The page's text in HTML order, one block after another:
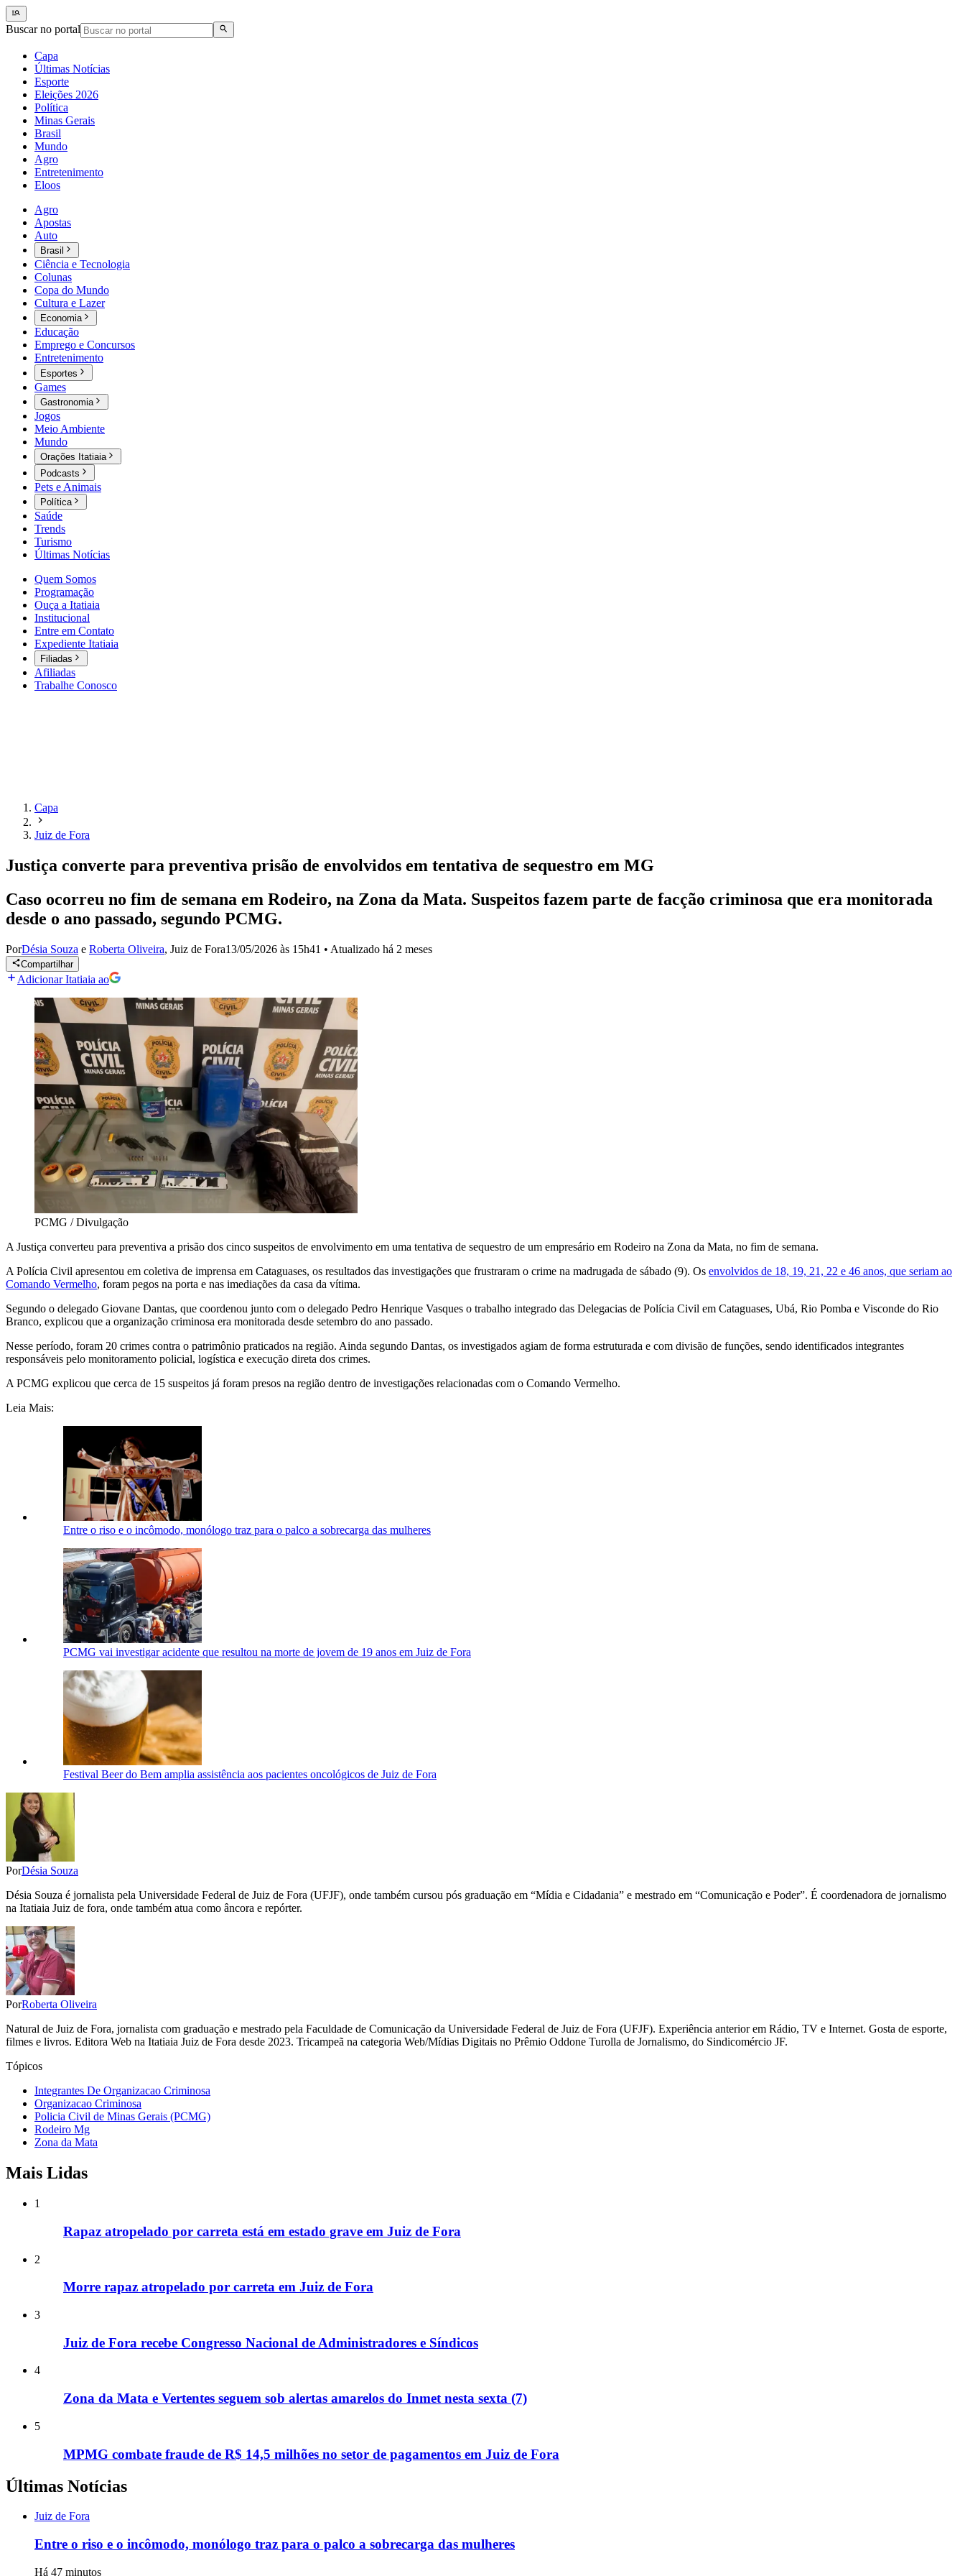
Buscar no portal
Capa
Últimas Notícias
Esporte
Eleições 2026
Política
Minas Gerais
Brasil
Mundo
Agro
Entretenimento
Eloos
Agro
Apostas
Auto
Brasil
Ciência e Tecnologia
Colunas
Copa do Mundo
Cultura e Lazer
Economia
Educação
Emprego e Concursos
Entretenimento
Esportes
Games
Gastronomia
Jogos
Meio Ambiente
Mundo
Orações Itatiaia
Podcasts
Pets e Animais
Política
Saúde
Trends
Turismo
Últimas Notícias
Quem Somos
Programação
Ouça a Itatiaia
Institucional
Entre em Contato
Expediente Itatiaia
Filiadas
Afiliadas
Trabalhe Conosco
Capa
Juiz de Fora
Justiça converte para preventiva prisão de envolvidos em tentativa de sequestro em MG
Caso ocorreu no fim de semana em Rodeiro, na Zona da Mata. Suspeitos fazem parte de facção criminosa que era monitorada
desde o ano passado, segundo PCMG.
PorDésia Souza e Roberta Oliveira, Juiz de Fora13/05/2026 às 15h41 • Atualizado há 2 meses
Compartilhar
Adicionar Itatiaia ao
PCMG / Divulgação
A Justiça converteu para preventiva a prisão dos cinco suspeitos de envolvimento em uma tentativa de sequestro de um empresário em Rodeiro na Zona da Mata, no fim de semana.
A Polícia Civil apresentou em coletiva de imprensa em Cataguases, os resultados das investigações que frustraram o crime na madrugada de sábado (9). Os envolvidos de 18, 19, 21, 22 e 46 anos, que seriam ao
Comando Vermelho, foram pegos na porta e nas imediações da casa da vítima.
Segundo o delegado Giovane Dantas, que coordenou junto com o delegado Pedro Henrique Vasques o trabalho integrado das Delegacias de Polícia Civil em Cataguases, Ubá, Rio Pomba e Visconde do Rio
Branco, explicou que a organização criminosa era monitorada desde setembro do ano passado.
Nesse período, foram 20 crimes contra o patrimônio praticados na região. Ainda segundo Dantas, os investigados agiam de forma estruturada e com divisão de funções, sendo identificados integrantes
responsáveis pelo monitoramento policial, logística e execução direta dos crimes.
A PCMG explicou que cerca de 15 suspeitos já foram presos na região dentro de investigações relacionadas com o Comando Vermelho.
Leia Mais:
Entre o riso e o incômodo, monólogo traz para o palco a sobrecarga das mulheres
PCMG vai investigar acidente que resultou na morte de jovem de 19 anos em Juiz de Fora
Festival Beer do Bem amplia assistência aos pacientes oncológicos de Juiz de Fora
PorDésia Souza
Désia Souza é jornalista pela Universidade Federal de Juiz de Fora (UFJF), onde também cursou pós graduação em “Mídia e Cidadania” e mestrado em “Comunicação e Poder”. É coordenadora de jornalismo
na Itatiaia Juiz de fora, onde também atua como âncora e repórter.
PorRoberta Oliveira
Natural de Juiz de Fora, jornalista com graduação e mestrado pela Faculdade de Comunicação da Universidade Federal de Juiz de Fora (UFJF). Experiência anterior em Rádio, TV e Internet. Gosta de esporte,
filmes e livros. Editora Web na Itatiaia Juiz de Fora desde 2023. Tricampeã na categoria Web/Mídias Digitais no Prêmio Oddone Turolla de Jornalismo, do Sindicomércio JF.
Tópicos
Integrantes De Organizacao Criminosa
Organizacao Criminosa
Policia Civil de Minas Gerais (PCMG)
Rodeiro Mg
Zona da Mata
Mais Lidas
1
Rapaz atropelado por carreta está em estado grave em Juiz de Fora
2
Morre rapaz atropelado por carreta em Juiz de Fora
3
Juiz de Fora recebe Congresso Nacional de Administradores e Síndicos
4
Zona da Mata e Vertentes seguem sob alertas amarelos do Inmet nesta sexta (7)
5
MPMG combate fraude de R$ 14,5 milhões no setor de pagamentos em Juiz de Fora
Últimas Notícias
Juiz de Fora
Entre o riso e o incômodo, monólogo traz para o palco a sobrecarga das mulheres
Há 47 minutos